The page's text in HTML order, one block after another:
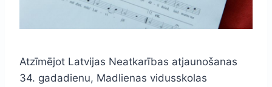
Atzīmējot Latvijas Neatkarības atjaunošanas
34. gadadienu, Madlienas vidusskolas